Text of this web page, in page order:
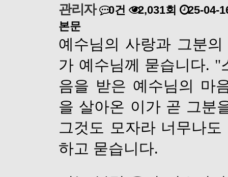
관리자 0건 2,031회
25-04-
본문
예수님의 사랑과 그분
가 예수님께 묻습니다. "
음을 받은 예수님의 마
을 살아온 이가 곧 그분
그것도 모자라 너무나
하고 묻습니다.